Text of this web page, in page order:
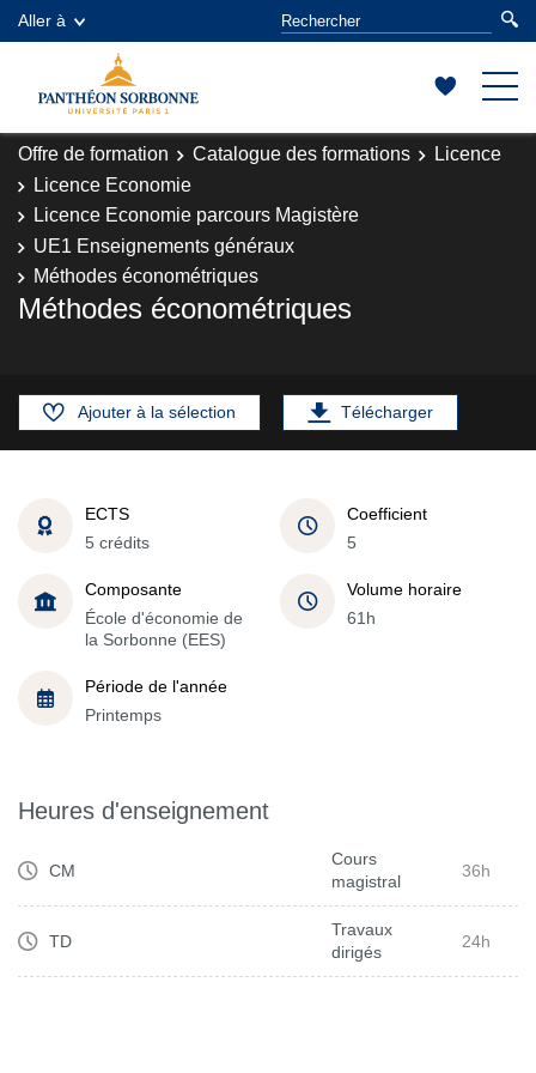
Aller à
Offre de formation Catalogue des formations
Licence
Licence Economie
Licence Economie parcours Magistère
UE1 Enseignements généraux
Méthodes économétriques
Méthodes économétriques
Ajouter à la sélection Télécharger
ECTS
5 crédits
Coefficient
5
Composante
École d'économie de
la Sorbonne (EES)
Volume horaire
61h
Période de l'année
Printemps
Heures d'enseignement
CM
Cours
magistral
36h
TD
Travaux
dirigés
24h